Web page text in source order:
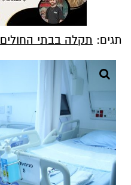
תגים: תקלה בבתי החולים